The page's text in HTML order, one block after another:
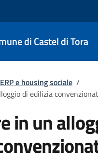
di Castel di Tora
pane
e housing sociale /
di edilizia
in un